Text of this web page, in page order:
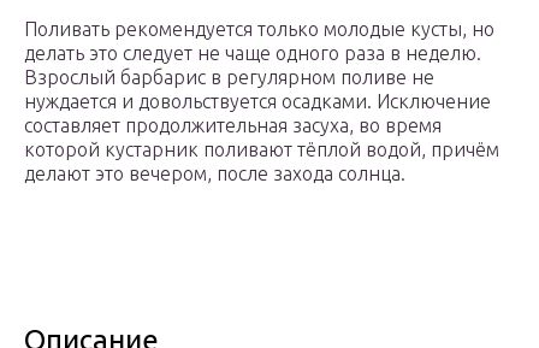
Поливать рекомендуется только молодые кусты, но
делать это следует не чаще одного раза в неделю.
Взрослый барбарис в регулярном поливе не
нуждается и довольствуется осадками. Исключение
составляет продолжительная засуха, во время
которой кустарник поливают тёплой водой, причём
делают это вечером, после захода солнца.
Описание